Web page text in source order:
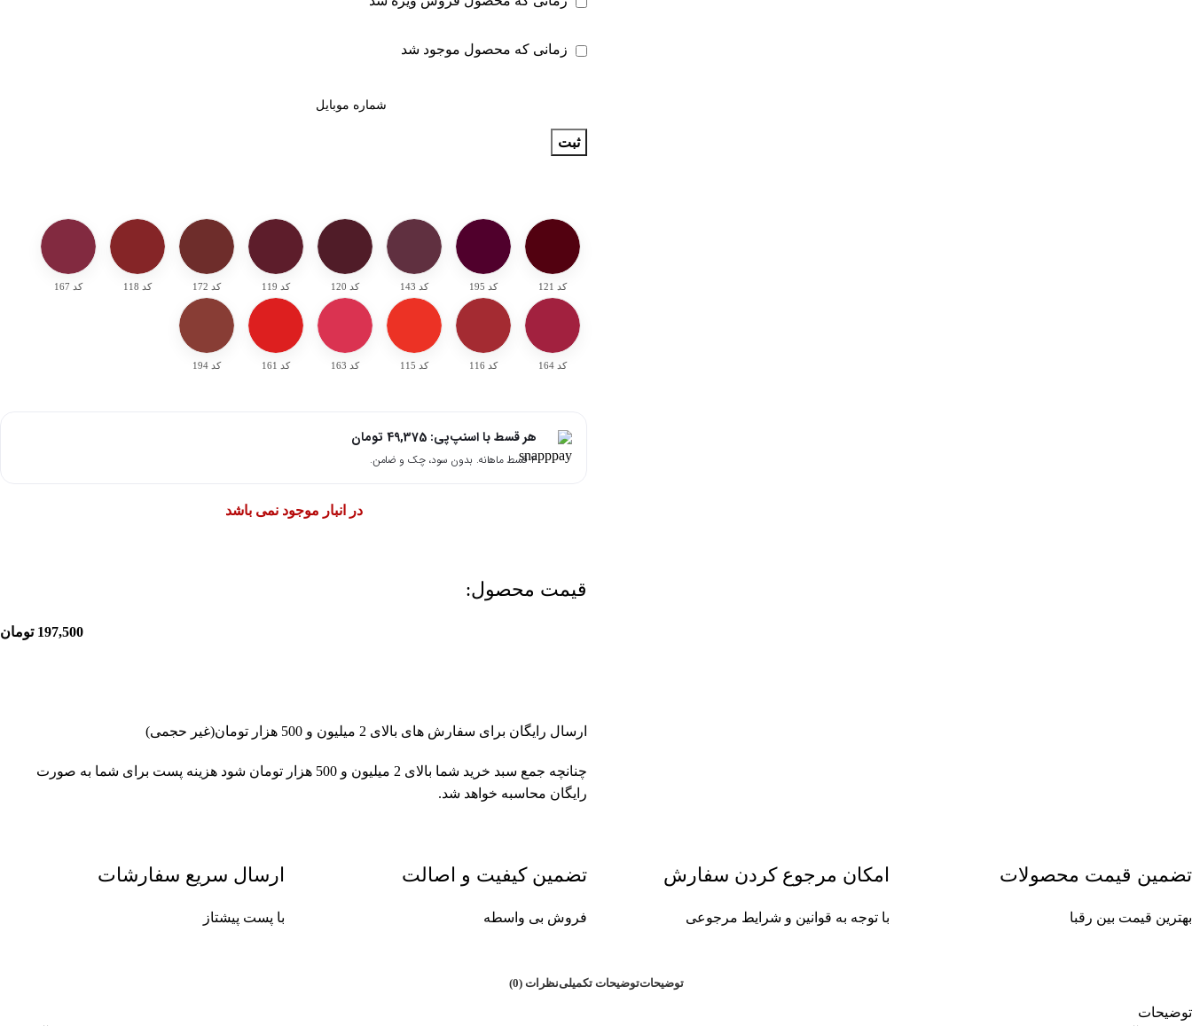
زمانی که محصول موجود شد
ثبت
کد 121 کد 195 کد 143 کد 120 کد 119 کد 172 کد 118 کد 167
کد 164 کد 116 کد 115 کد 163 کد 161 کد 194
هر قسط با اسنپ‌پی: 49,375 تومان
۴ قسط ماهانه. بدون سود، چک و ضامن.
در انبار موجود نمی باشد
قیمت محصول:​
197,500 تومان
ارسال رایگان برای سفارش های بالای 2 میلیون و 500 هزار تومان(غیر حجمی)
چنانچه جمع سبد خرید شما بالای 2 میلیون و 500 هزار تومان شود هزینه پست برای شما به صورت
رایگان محاسبه خواهد شد.
تضمین قیمت محصولات
بهترین قیمت بین رقبا
امکان مرجوع کردن سفارش
با توجه به قوانین و شرایط مرجوعی
تضمین کیفیت و اصالت
فروش بی واسطه
ارسال سریع سفارشات
با پست پیشتاز
توضیحاتتوضیحات تکمیلینظرات (0)
توضیحات